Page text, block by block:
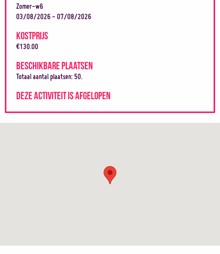
Zomer-w6
03/08/2026 - 07/08/2026
KOSTPRIJS
€130.00
BESCHIKBARE PLAATSEN
Totaal aantal plaatsen: 50.
DEZE ACTIVITEIT IS AFGELOPEN